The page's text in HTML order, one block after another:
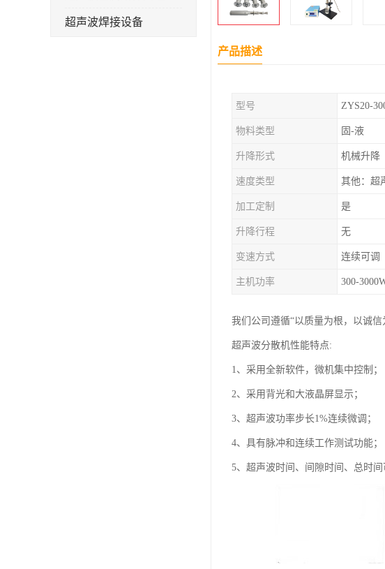
超声波焊接设备
产品描述
型号 ZYS20-
物料类型 固-液
升降形式 机械升降
速度类型 其他：超
加工定制 是
升降行程 无
变速方式 连续可调
主机功率 300-
我们公司遵循“以质量为根，以诚
超声波分散机性能特点:
1、采用全新软件，微机集中控制；
2、采用背光和大液晶屏显示；
3、超声波功率步长1%连续微调；
4、具有脉冲和连续工作测试功能；
5、超声波时间、间隙时间、总时间